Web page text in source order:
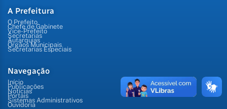
A Prefeitura
O Prefeito
Chefe de Gabinete
Vice-Prefeito
Secretarias
Autarquias
Órgãos Municipais
Secretarias Especiais
Navegação
Início
Publicações
Notícias
Portais
Sistemas Administrativos
Ouvidoria